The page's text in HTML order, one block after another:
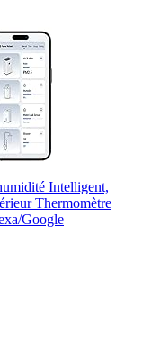
Intelligent,
Thermomètre
Google